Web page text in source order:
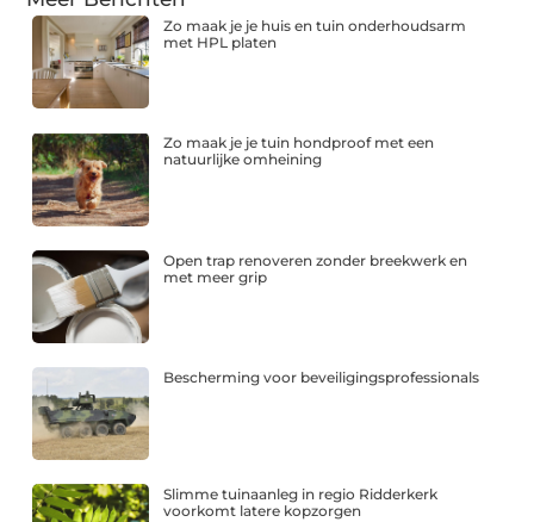
Zo maak je je huis en tuin onderhoudsarm
met HPL platen
Zo maak je je tuin hondproof met een
natuurlijke omheining
Open trap renoveren zonder breekwerk en
met meer grip
Bescherming voor beveiligingsprofessionals
Slimme tuinaanleg in regio Ridderkerk
voorkomt latere kopzorgen